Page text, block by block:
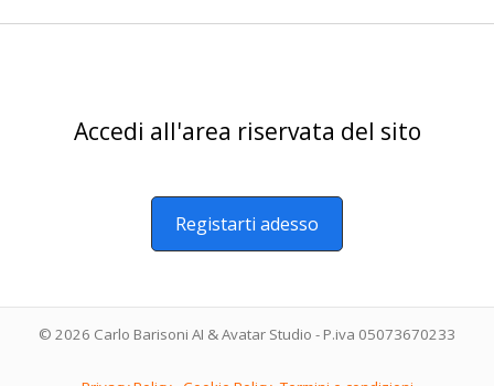
Accedi all'area riservata del sito
Registarti adesso
© 2026 Carlo Barisoni AI & Avatar Studio - P.iva 05073670233